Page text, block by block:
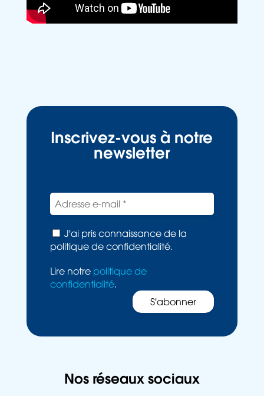
Inscrivez-vous à notre
newsletter
J'ai pris connaissance de la
politique de confidentialité.
Lire notre politique de
confidentialité.
Nos réseaux sociaux